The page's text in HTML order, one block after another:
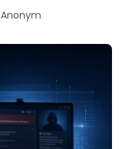
Anonym